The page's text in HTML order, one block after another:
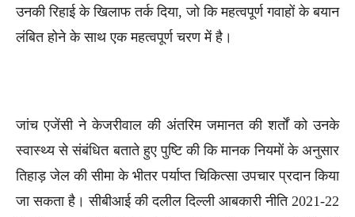
उनकी रिहाई के खिलाफ तर्क दिया, जो कि महत्वपूर्ण गवाहों के बयान
लंबित होने के साथ एक महत्वपूर्ण चरण में है।
जांच एजेंसी ने केजरीवाल की अंतरिम जमानत की शर्तों को उनके
स्वास्थ्य से संबंधित बताते हुए पुष्टि की कि मानक नियमों के अनुसार
तिहाड़ जेल की सीमा के भीतर पर्याप्त चिकित्सा उपचार प्रदान किया
जा सकता है। सीबीआई की दलील दिल्ली आबकारी नीति 2021-22